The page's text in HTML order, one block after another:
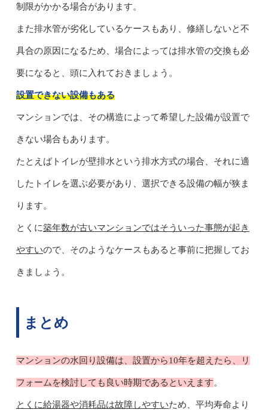
制限がかかる場合があります。
また排水管が劣化しているケースもあり、修繕しないと不
具合の原因になるため、場合によっては排水管の交換も必
要になると、頭に入れておきましょう。
設置できない設備もある
マンションでは、その構造によって希望した設備が設置で
きない場合もあります。
たとえばトイレが壁排水という排水方式の場合、それに適
したトイレを選ぶ必要があり、選択できる設備の幅が狭ま
ります。
とくに築年数が古いマンションではそういった事態が起き
やすいので、そのようなケースもあると事前に把握してお
きましょう。
まとめ
マンションの水回り設備は、設置から10年を超えたら、リ
フォームを検討しても良い時期であるといえます。
とくに給湯器や消耗品は故障しやすいため、平均寿命より